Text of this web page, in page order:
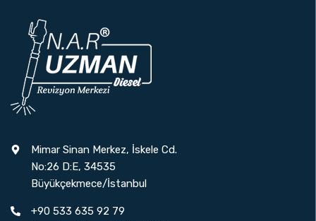
Mimar Sinan Merkez, İskele Cd.
No:26 D:E, 34535
Büyükçekmece/İstanbul
+90 533 635 92 79